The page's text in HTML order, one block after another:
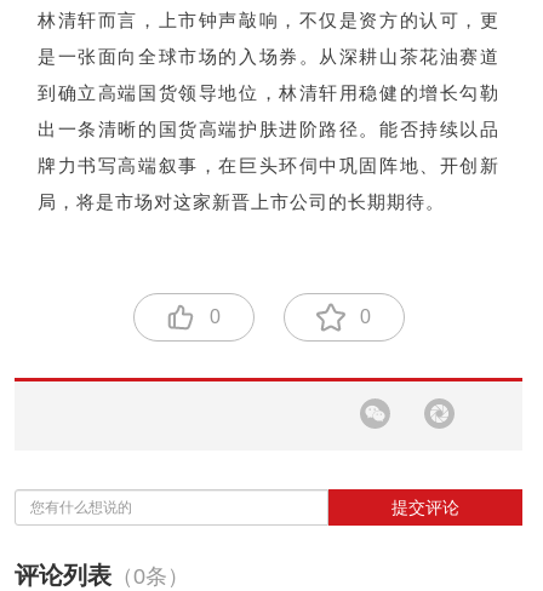
林清轩而言，上市钟声敲响，不仅是资方的认可，更
是一张面向全球市场的入场券。从深耕山茶花油赛道
到确立高端国货领导地位，林清轩用稳健的增长勾勒
出一条清晰的国货高端护肤进阶路径。能否持续以品
牌力书写高端叙事，在巨头环伺中巩固阵地、开创新
局，将是市场对这家新晋上市公司的长期期待。
0 0
提交评论
评论列表 （0条）